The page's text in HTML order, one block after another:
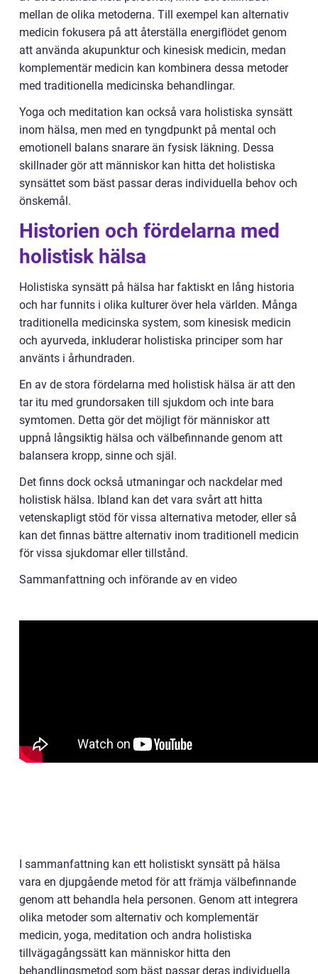
mellan de olika metoderna. Till exempel kan alternativ
medicin fokusera på att återställa energiflödet genom
att använda akupunktur och kinesisk medicin, medan
komplementär medicin kan kombinera dessa metoder
med traditionella medicinska behandlingar.
Yoga och meditation kan också vara holistiska synsätt
inom hälsa, men med en tyngdpunkt på mental och
emotionell balans snarare än fysisk läkning. Dessa
skillnader gör att människor kan hitta det holistiska
synsättet som bäst passar deras individuella behov och
önskemål.
Historien och fördelarna med
holistisk hälsa
Holistiska synsätt på hälsa har faktiskt en lång historia
och har funnits i olika kulturer över hela världen. Många
traditionella medicinska system, som kinesisk medicin
och ayurveda, inkluderar holistiska principer som har
använts i århundraden.
En av de stora fördelarna med holistisk hälsa är att den
tar itu med grundorsaken till sjukdom och inte bara
symtomen. Detta gör det möjligt för människor att
uppnå långsiktig hälsa och välbefinnande genom att
balansera kropp, sinne och själ.
Det finns dock också utmaningar och nackdelar med
holistisk hälsa. Ibland kan det vara svårt att hitta
vetenskapligt stöd för vissa alternativa metoder, eller så
kan det finnas bättre alternativ inom traditionell medicin
för vissa sjukdomar eller tillstånd.
Sammanfattning och införande av en video
I sammanfattning kan ett holistiskt synsätt på hälsa
vara en djupgående metod för att främja välbefinnande
genom att behandla hela personen. Genom att integrera
olika metoder som alternativ och komplementär
medicin, yoga, meditation och andra holistiska
tillvägagångssätt kan människor hitta den
behandlingsmetod som bäst passar deras individuella